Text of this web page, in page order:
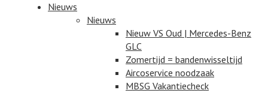
Nieuws
Nieuws
Nieuw VS Oud | Mercedes-Benz
GLC
Zomertijd = bandenwisseltijd
Aircoservice noodzaak
MBSG Vakantiecheck